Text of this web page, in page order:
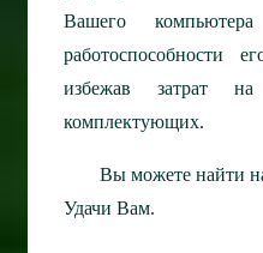
Вашего
работоспособности
избежав затрат
комплектующих.
Вы можете найти
Удачи Вам.